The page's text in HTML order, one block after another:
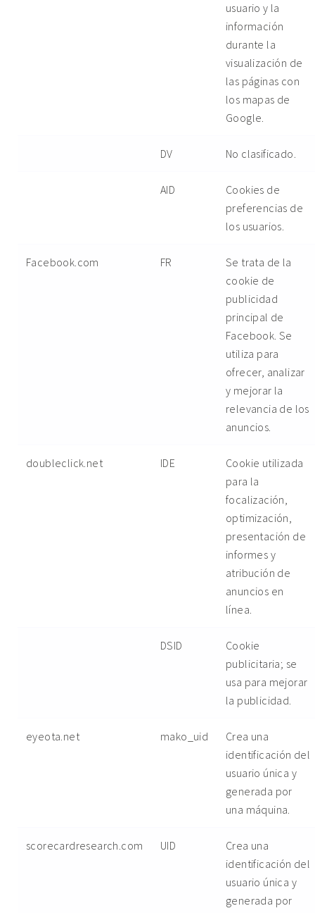
usuario y la
información
durante la
visualización de
las páginas con
los mapas de
Google.
DV No clasificado.
AID
Cookies de
preferencias de
los usuarios.
Facebook.com FR
Se trata de la
cookie de
publicidad
principal de
Facebook. Se
utiliza para
ofrecer, analizar
y mejorar la
relevancia de los
anuncios.
doubleclick.net IDE
Cookie utilizada
para la
focalización,
optimización,
presentación de
informes y
atribución de
anuncios en
línea.
DSID
Cookie
publicitaria; se
usa para mejorar
la publicidad.
eyeota.net mako_uid
Crea una
identificación del
usuario única y
generada por
una máquina.
scorecardresearch.com UID
Crea una
identificación del
usuario única y
generada por